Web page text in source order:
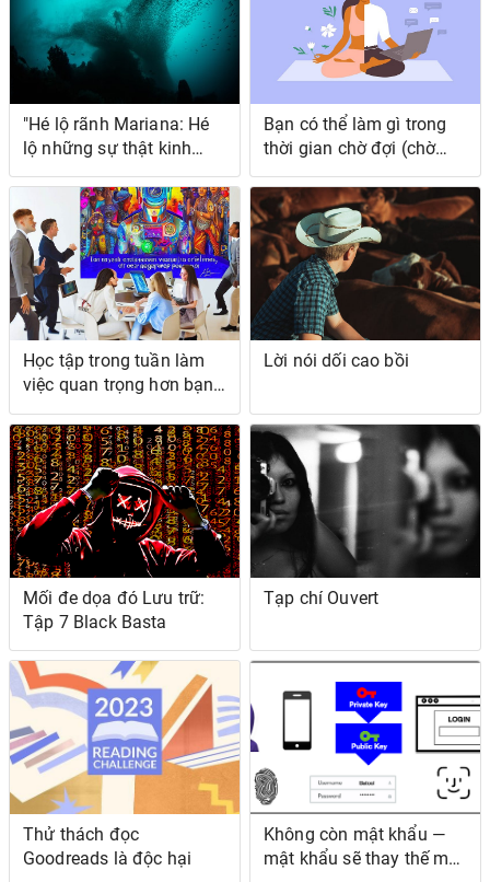
"Hé lộ rãnh Mariana: Hé
lộ những sự thật kinh
hoàng ẩn giấu của vực
Bạn có thể làm gì trong
thời gian chờ đợi (chờ
nhận công việc đầu tiên
của bạn trong lĩnh vực
công nghệ)
Học tập trong tuần làm
việc quan trọng hơn bạn
nghĩ
Lời nói dối cao bồi
Mối đe dọa đó Lưu trữ:
Tập 7 Black Basta
Tạp chí Ouvert
Thử thách đọc
Goodreads là độc hại
Không còn mật khẩu —
mật khẩu sẽ thay thế mật